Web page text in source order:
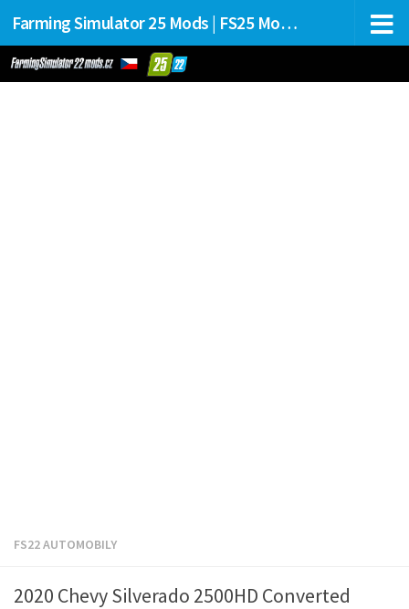
Farming Simulator 25 Mods | FS25 Mods Stahování
FS22 AUTOMOBILY
2020 Chevy Silverado 2500HD Converted